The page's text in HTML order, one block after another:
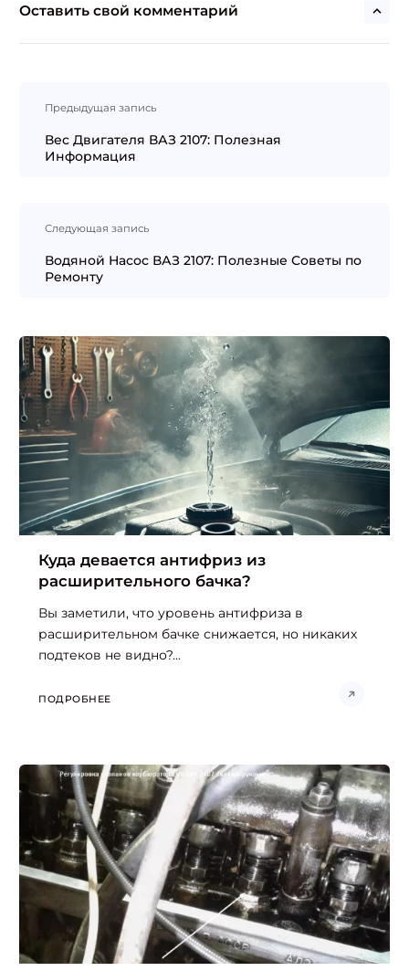
Оставить свой комментарий
записям
Предыдущая запись
Вес Двигателя ВАЗ 2107: Полезная
Информация
Следующая запись
Водяной Насос ВАЗ 2107: Полезные Советы по
Ремонту
Куда девается антифриз из
расширительного бачка?
Вы заметили, что уровень антифриза в
расширительном бачке снижается, но никаких
подтеков не видно?...
ПОДРОБНЕЕ